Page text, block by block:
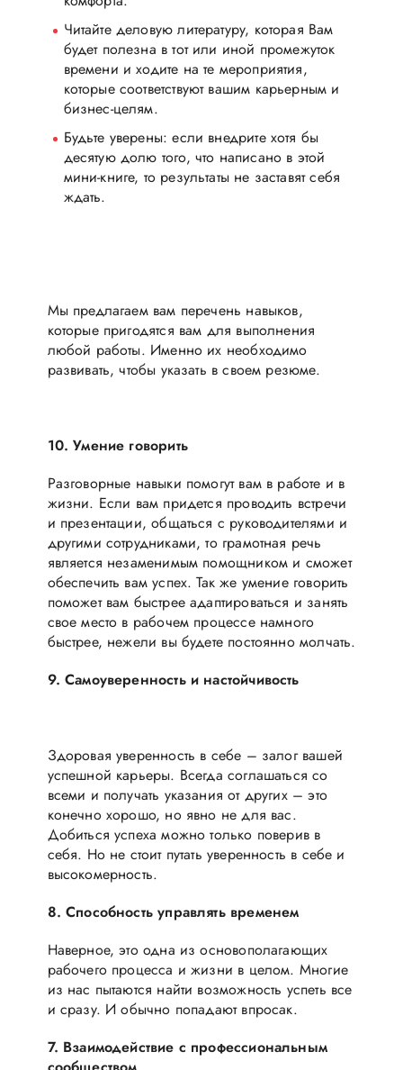
Читайте деловую литературу, которая Вам
будет полезна в тот или иной промежуток
времени и ходите на те мероприятия,
которые соответствуют вашим карьерным и
бизнес-целям.
Будьте уверены: если внедрите хотя бы
десятую долю того, что написано в этой
мини-книге, то результаты не заставят себя
ждать.
Мы предлагаем вам перечень навыков,
которые пригодятся вам для выполнения
любой работы. Именно их необходимо
развивать, чтобы указать в своем резюме.
10. Умение говорить
Разговорные навыки помогут вам в работе и в
жизни. Если вам придется проводить встречи
и презентации, общаться с руководителями и
другими сотрудниками, то грамотная речь
является незаменимым помощником и сможет
обеспечить вам успех. Так же умение говорить
поможет вам быстрее адаптироваться и занять
свое место в рабочем процессе намного
быстрее, нежели вы будете постоянно молчать.
9. Самоуверенность и настойчивость
Здоровая уверенность в себе – залог вашей
успешной карьеры. Всегда соглашаться со
всеми и получать указания от других – это
конечно хорошо, но явно не для вас.
Добиться успеха можно только поверив в
себя. Но не стоит путать уверенность в себе и
высокомерность.
8. Способность управлять временем
Наверное, это одна из основополагающих
рабочего процесса и жизни в целом. Многие
из нас пытаются найти возможность успеть все
и сразу. И обычно попадают впросак.
7. Взаимодействие с профессиональным